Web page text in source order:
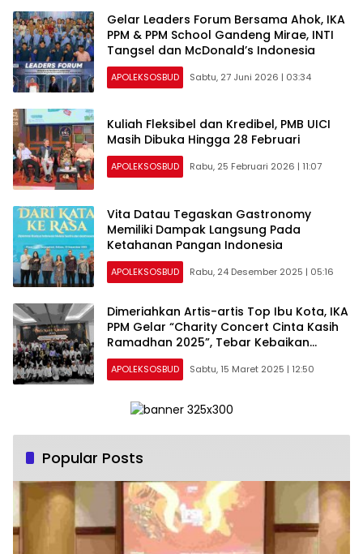
Gelar Leaders Forum Bersama Ahok, IKA
PPM & PPM School Gandeng Mirae, INTI
Tangsel dan McDonald’s Indonesia
APOLEKSOSBUD Sabtu, 27 Juni 2026 | 03:34
Kuliah Fleksibel dan Kredibel, PMB UICI
Masih Dibuka Hingga 28 Februari
APOLEKSOSBUD Rabu, 25 Februari 2026 | 11:07
Vita Datau Tegaskan Gastronomy
Memiliki Dampak Langsung Pada
Ketahanan Pangan Indonesia
APOLEKSOSBUD Rabu, 24 Desember 2025 | 05:16
Dimeriahkan Artis-artis Top Ibu Kota, IKA
PPM Gelar “Charity Concert Cinta Kasih
Ramadhan 2025”, Tebar Kebaikan
Kepada Anak Yatim Piatu
APOLEKSOSBUD Sabtu, 15 Maret 2025 | 12:50
Popular Posts